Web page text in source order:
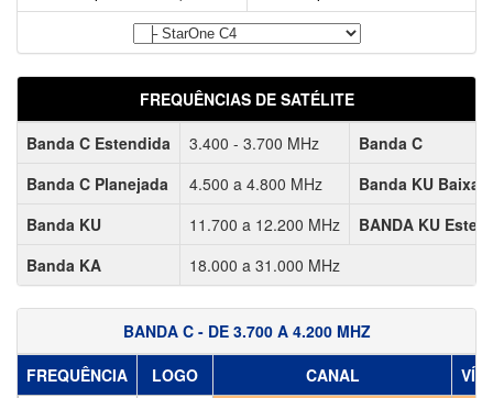
FREQUÊNCIAS DE SATÉLITE
Banda C Estendida
3.400 - 3.700 MHz
Banda C
Banda C Planejada
4.500 a 4.800 MHz
Banda KU Baixa
Banda KU
11.700 a 12.200 MHz
BANDA KU
Banda KA
18.000 a 31.000 MHz
BANDA C - DE 3.700 A 4.200 MHZ
FREQUÊNCIA
LOGO CANAL